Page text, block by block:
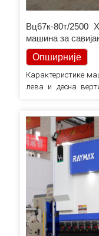
Вц67к-80т/2500
машина за
Опширније
Карактеристике
лева и десна
крутост, висока
клизачи итд. се
коначних елемената